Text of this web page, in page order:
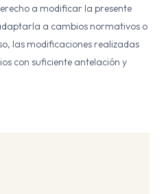
a modificar la presente
a cambios normativos o
las modificaciones realizadas
con suficiente antelación y